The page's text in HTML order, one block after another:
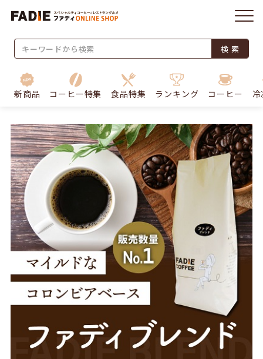
検 索
新商品 コーヒー特集 食品特集 ランキング コーヒー